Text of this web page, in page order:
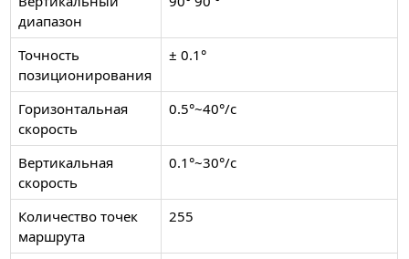
диапазон
Точность
позиционирования
± 0.1°
Горизонтальная
скорость
0.5°~40°/с
Вертикальная
скорость
0.1°~30°/с
Количество точек
маршрута
255